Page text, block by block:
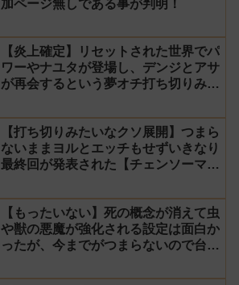
加ページ無しである事が判明！
【炎上確定】リセットされた世界でパ
ワーやナユタが登場し、デンジとアサ
が再会するという夢オチ打ち切りみた
終回 感想】
【打ち切りみたいなクソ展開】つまら
ないままヨルとエッチもせずいきなり
最終回が発表された【チェンソーマン
【もったいない】死の概念が消えて虫
や獣の悪魔が強化される設定は面白か
ったが、今までがつまらないので台無